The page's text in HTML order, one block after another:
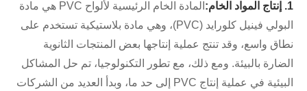
1. إنتاج المواد الخام:
المادة الخام الرئيسية لألواح PVC هي مادة
البولي فينيل كلورايد (PVC)، وهي مادة بلاستيكية تستخدم على
نطاق واسع، وقد تنتج عملية إنتاجها بعض المنتجات الثانوية
الضارة بالبيئة. ومع ذلك، مع تطور التكنولوجيا، تم حل المشاكل
البيئية في عملية إنتاج PVC إلى حد ما، وبدأ العديد من الشركات